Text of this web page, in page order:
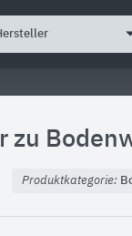
zu
Produktkategorie: